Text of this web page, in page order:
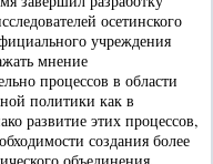
осетинского
учреждения
мнение
процессов в области
политики как в
развитие этих процессов,
создания более